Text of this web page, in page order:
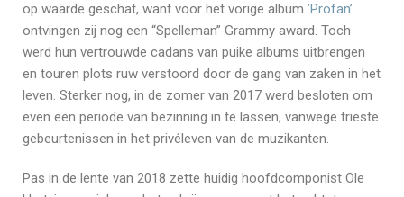
op waarde geschat, want voor het vorige album ’Profan’
ontvingen zij nog een “Spelleman” Grammy award. Toch
werd hun vertrouwde cadans van puike albums uitbrengen
en touren plots ruw verstoord door de gang van zaken in het
leven. Sterker nog, in de zomer van 2017 werd besloten om
even een periode van bezinning in te lassen, vanwege trieste
gebeurtenissen in het privéleven van de muzikanten.
Pas in de lente van 2018 zette huidig hoofdcomponist Ole